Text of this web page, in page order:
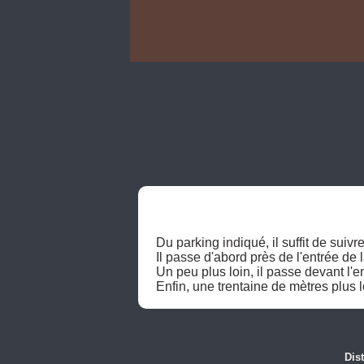
Du parking indiqué, il suffit de
Il passe d'abord près de l'entrée
Un peu plus loin, il passe devant
Enfin, une trentaine de mètres